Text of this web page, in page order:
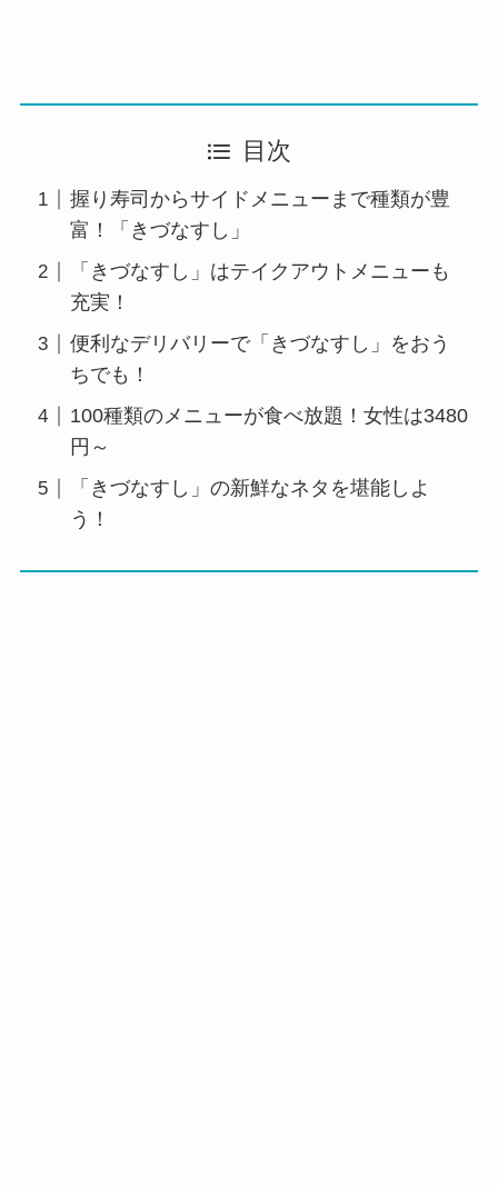
目次
握り寿司からサイドメニューまで種類が豊
富！「きづなすし」
「きづなすし」はテイクアウトメニューも
充実！
便利なデリバリーで「きづなすし」をおう
ちでも！
100種類のメニューが食べ放題！女性は3480
円～
「きづなすし」の新鮮なネタを堪能しよ
う！